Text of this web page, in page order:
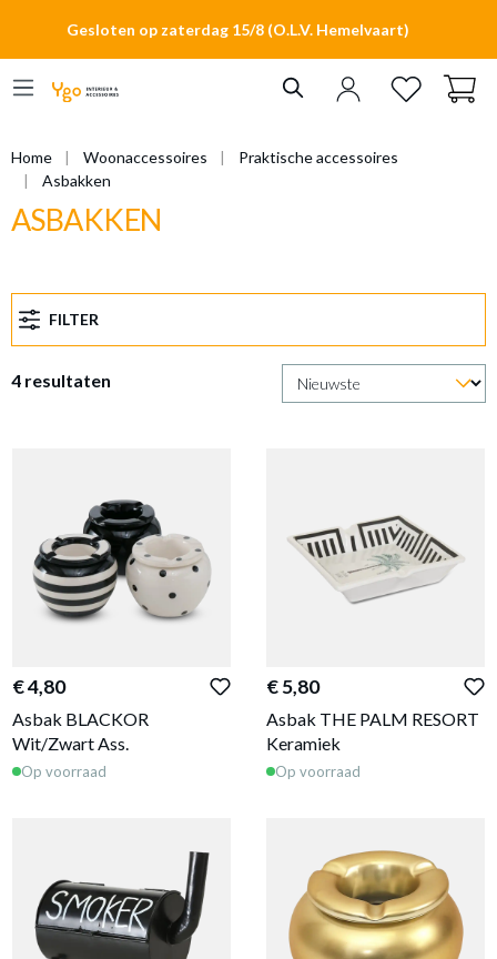
Gesloten op zaterdag 15/8 (O.L.V. Hemelvaart)
Home Woonaccessoires
Praktische accessoires
Asbakken
ASBAKKEN
FILTER
4 resultaten
€ 4,80
Asbak BLACKOR
Wit/Zwart Ass.
Op voorraad
€ 5,80
Asbak THE PALM RESORT
Keramiek
Op voorraad